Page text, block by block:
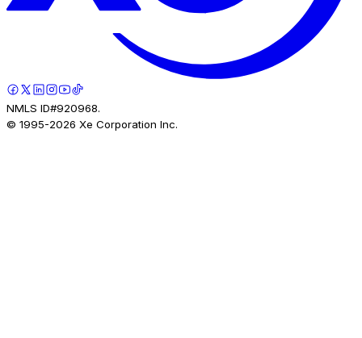
NMLS ID#920968.
© 1995-2026 Xe Corporation Inc.